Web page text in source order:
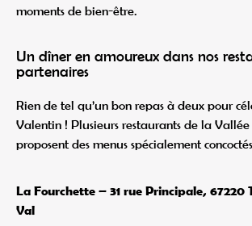
moments de bien-être.
Un dîner en amoureux dans nos
partenaires
Rien de tel qu’un bon repas à deux pour
Valentin ! Plusieurs restaurants de la
proposent des menus spécialement
La Fourchette – 31 rue Principale, 67220
Val